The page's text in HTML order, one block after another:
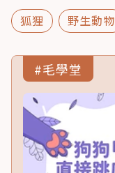
狐狸 野生動物
#毛學堂